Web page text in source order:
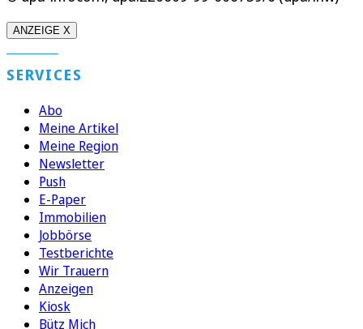
ANZEIGE X
SERVICES
Abo
Meine Artikel
Meine Region
Newsletter
Push
E-Paper
Immobilien
Jobbörse
Testberichte
Wir Trauern
Anzeigen
Kiosk
Bütz Mich